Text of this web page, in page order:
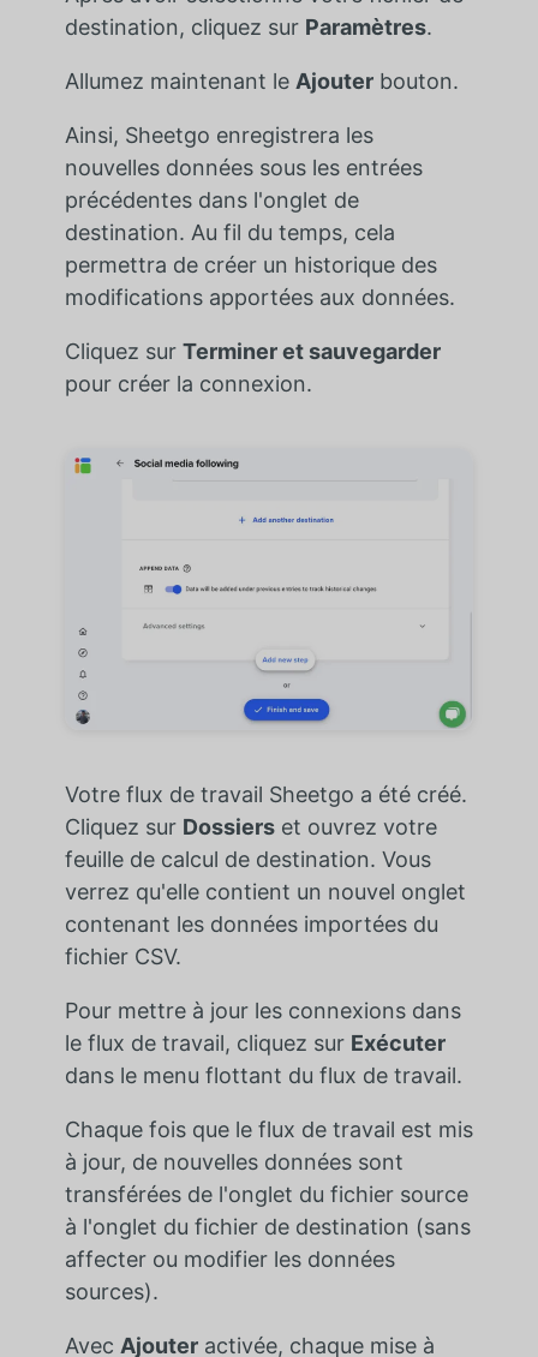
destination, cliquez sur Paramètres.
Allumez maintenant le Ajouterbouton.
Ainsi, Sheetgo enregistrera les
nouvelles données sous les entrées
précédentes dans l'onglet de
destination. Au fil du temps, cela
permettra de créer un historique des
modifications apportées aux données.
Cliquez sur Terminer et sauvegarder
pour créer la connexion.
Votre flux de travail Sheetgo a été créé.
Cliquez sur Dossierset ouvrez votre
feuille de calcul de destination. Vous
verrez qu'elle contient un nouvel onglet
contenant les données importées du
fichier CSV.
Pour mettre à jour les connexions dans
le flux de travail, cliquez sur Exécuter
dans le menu flottant du flux de travail.
Chaque fois que le flux de travail est mis
à jour, de nouvelles données sont
transférées de l'onglet du fichier source
à l'onglet du fichier de destination (sans
affecter ou modifier les données
sources).
Avec Ajouteractivée, chaque mise à